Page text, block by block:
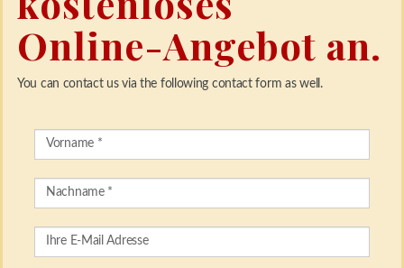
Online-Angebot an.
You can contact us via the following contact form as well.